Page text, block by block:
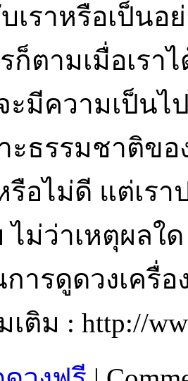
เราหรือเป็นอ
รก็ตามเมื่อเร
ะมีความเป็นไ
ะธรรมชาติข
อไม่ดี แต่เร
ไม่ว่าเหตุผลใ
ารดูดวงเครื่
เติม : http://